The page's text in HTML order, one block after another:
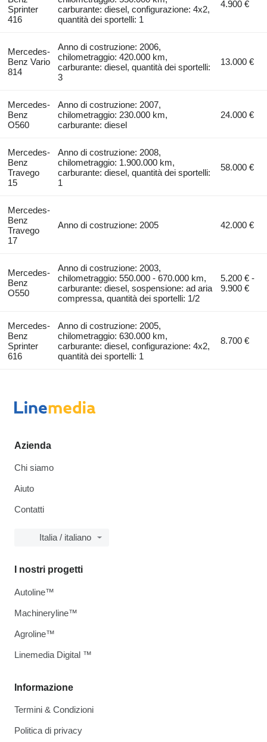
Sprinter
416
carburante: diesel, configurazione: 4x2,
quantità dei sportelli: 1
4.900 €
Mercedes-
Benz Vario
814
Anno di costruzione: 2006,
chilometraggio: 420.000 km,
carburante: diesel, quantità dei sportelli:
3
13.000 €
Mercedes-
Benz
O560
Anno di costruzione: 2007,
chilometraggio: 230.000 km,
carburante: diesel
24.000 €
Mercedes-
Benz
Travego
15
Anno di costruzione: 2008,
chilometraggio: 1.900.000 km,
carburante: diesel, quantità dei sportelli:
1
58.000 €
Mercedes-
Benz
Travego
17
Anno di costruzione: 2005 42.000 €
Mercedes-
Benz
O550
Anno di costruzione: 2003,
chilometraggio: 550.000 - 670.000 km,
carburante: diesel, sospensione: ad aria
compressa, quantità dei sportelli: 1/2
5.200 € -
9.900 €
Mercedes-
Benz
Sprinter
616
Anno di costruzione: 2005,
chilometraggio: 630.000 km,
carburante: diesel, configurazione: 4x2,
quantità dei sportelli: 1
8.700 €
Azienda
Chi siamo
Aiuto
Contatti
Italia / italiano
Informazione
Termini & Condizioni
Politica di privacy
I nostri progetti
Autoline™
Machineryline™
Agroline™
Linemedia Digital ™